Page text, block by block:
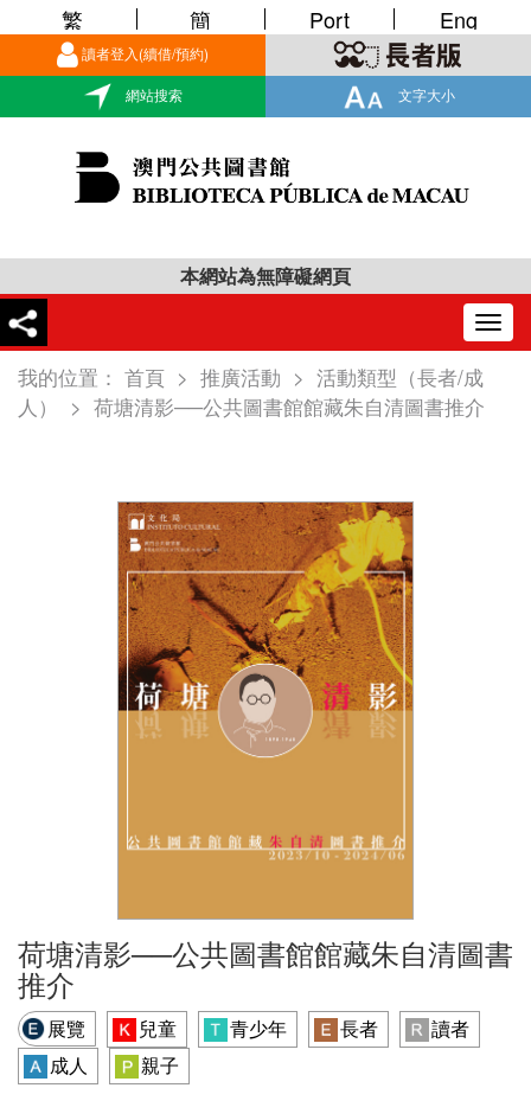
讀者登入(續借/預約)
網站搜索 文字大小
繁 簡 Port Eng
本網站為無障礙網頁
我的位置： 首頁 > 推廣活動 > 活動類型（長者/成
人）
> 荷塘清影──公共圖書館館藏朱自清圖書推介
荷塘清影──公共圖書館館藏朱自清圖書
推介
展覽 兒童 青少年 長者
讀者
成人
親子